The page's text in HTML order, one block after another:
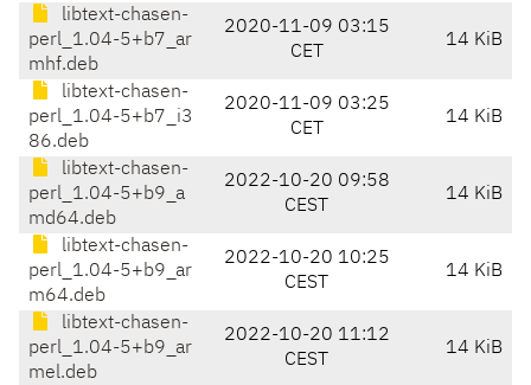
libtext-chasen-
perl_1.04-5+b7_ar
mhf.deb
2020-11-09 03:15
CET
14 KiB
libtext-chasen-
perl_1.04-5+b7_i3
86.deb
2020-11-09 03:25
CET
14 KiB
libtext-chasen-
perl_1.04-5+b9_a
md64.deb
2022-10-20 09:58
CEST
14 KiB
libtext-chasen-
perl_1.04-5+b9_ar
m64.deb
2022-10-20 10:25
CEST
14 KiB
libtext-chasen-
perl_1.04-5+b9_ar
mel.deb
2022-10-20 11:12
CEST
14 KiB